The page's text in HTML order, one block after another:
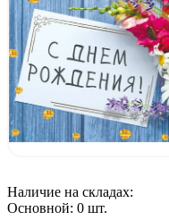
Наличие на складах:
Основной: 0 шт.